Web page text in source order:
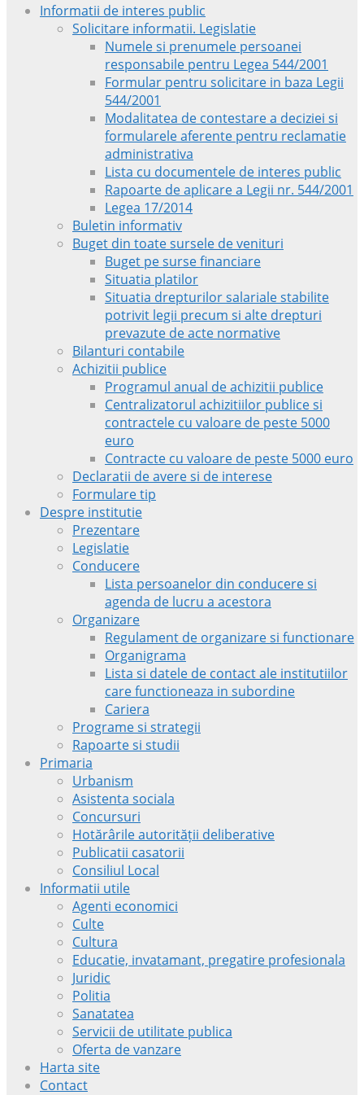
Informatii de interes public
Solicitare informatii. Legislatie
Numele si prenumele persoanei
responsabile pentru Legea 544/2001
Formular pentru solicitare in baza Legii
544/2001
Modalitatea de contestare a deciziei si
formularele aferente pentru reclamatie
administrativa
Lista cu documentele de interes public
Rapoarte de aplicare a Legii nr. 544/2001
Legea 17/2014
Buletin informativ
Buget din toate sursele de venituri
Buget pe surse financiare
Situatia platilor
Situatia drepturilor salariale stabilite
potrivit legii precum si alte drepturi
prevazute de acte normative
Bilanturi contabile
Achizitii publice
Programul anual de achizitii publice
Centralizatorul achizitiilor publice si
contractele cu valoare de peste 5000
euro
Contracte cu valoare de peste 5000 euro
Declaratii de avere si de interese
Formulare tip
Despre institutie
Prezentare
Legislatie
Conducere
Lista persoanelor din conducere si
agenda de lucru a acestora
Organizare
Regulament de organizare si functionare
Organigrama
Lista si datele de contact ale institutiilor
care functioneaza in subordine
Cariera
Programe si strategii
Rapoarte si studii
Primaria
Urbanism
Asistenta sociala
Concursuri
Hotărârile autorității deliberative
Publicatii casatorii
Consiliul Local
Informatii utile
Agenti economici
Culte
Cultura
Educatie, invatamant, pregatire profesionala
Juridic
Politia
Sanatatea
Servicii de utilitate publica
Oferta de vanzare
Harta site
Contact